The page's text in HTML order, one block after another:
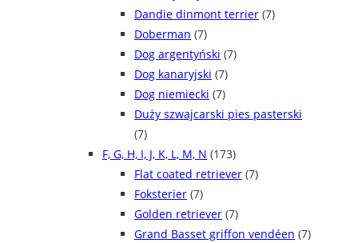
Dandie dinmont terrier (7)
Doberman (7)
Dog argentyński (7)
Dog kanaryjski (7)
Dog niemiecki (7)
Duży szwajcarski pies pasterski
(7)
F, G, H, I, J, K, L, M, N (173)
Flat coated retriever (7)
Foksterier (7)
Golden retriever (7)
Grand Basset griffon vendéen (7)